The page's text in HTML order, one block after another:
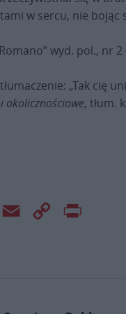
w sercu, nie bojąc
wyd. pol., nr
„Tak cię
okolicznościowe, tłum.
WhatsApp
Email
Copy